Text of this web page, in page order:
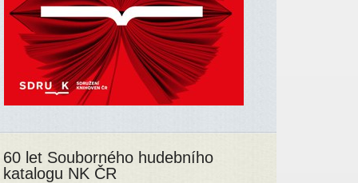
60 let Souborného hudebního
katalogu NK ČR